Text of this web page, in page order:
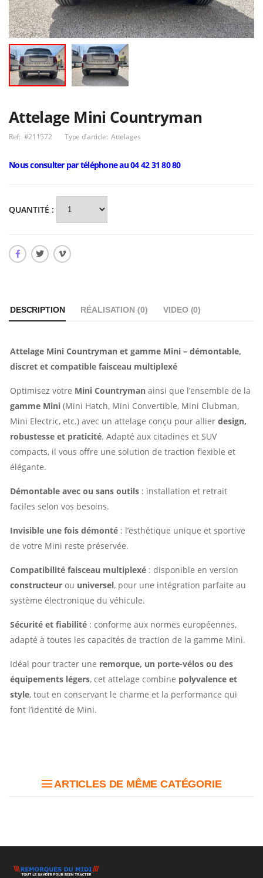
Plateau porte-
voitures 4 m x 2 m
3 990,00€
Remorque lider
robuste basculante
2 essieux
1 890,00€
Remorques série
R150
6 476,00€
Attelage Mini Countryman
Ref: #211572 Type d'article: Attelages
Nous consulter par téléphone au 04 42 31 80 80
QUANTITÉ :
DESCRIPTION RÉALISATION (0) VIDEO (0)
Attelage Mini Countryman et gamme Mini – démontable,
discret et compatible faisceau multiplexé
Optimisez votre Mini Countryman ainsi que l’ensemble de la
gamme Mini (Mini Hatch, Mini Convertible, Mini Clubman,
Mini Electric, etc.) avec un attelage conçu pour allier design,
robustesse et praticité. Adapté aux citadines et SUV
compacts, il vous offre une solution de traction flexible et
élégante.
Démontable avec ou sans outils : installation et retrait
faciles selon vos besoins.
Invisible une fois démonté : l’esthétique unique et sportive
de votre Mini reste préservée.
Compatibilité faisceau multiplexé : disponible en version
constructeur ou universel, pour une intégration parfaite au
système électronique du véhicule.
Sécurité et fiabilité : conforme aux normes européennes,
adapté à toutes les capacités de traction de la gamme Mini.
Idéal pour tracter une remorque, un porte-vélos ou des
équipements légers, cet attelage combine polyvalence et
style, tout en conservant le charme et la performance qui
font l’identité de Mini.
ARTICLES DE MÊME CATÉGORIE